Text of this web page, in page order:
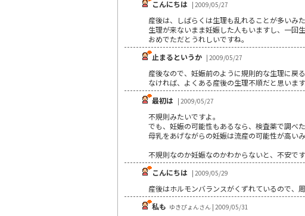
こんにちは | 2009/05/27
産後は、しばらくは生理も乱れることが多いみた
生理が来ないまま妊娠した人もいますし、一回
おめでただとうれしいですね。
止まるというか | 2009/05/27
産後なので、妊娠前のように規則的な生理に戻
なければ、よくある産後の生理不順だと思います
最初は | 2009/05/27
不規則みたいですよ。
でも、妊娠の可能性もあるなら、検査薬で調べた
母乳をあげながらの妊娠は流産の可能性が高いみ
不規則なのか妊娠なのかわからないと、不安です
こんにちは | 2009/05/29
産後はホルモンバランスがくずれているので、
私も ゆきぴょんさん | 2009/05/31